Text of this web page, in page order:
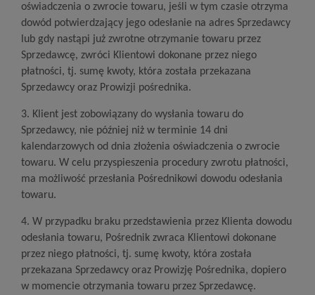
oświadczenia o zwrocie towaru, jeśli w tym czasie otrzyma
dowód potwierdzający jego odesłanie na adres Sprzedawcy
lub gdy nastąpi już zwrotne otrzymanie towaru przez
Sprzedawcę, zwróci Klientowi dokonane przez niego
płatności, tj. sumę kwoty, która została przekazana
Sprzedawcy oraz Prowizji pośrednika.
3. Klient jest zobowiązany do wysłania towaru do
Sprzedawcy, nie później niż w terminie 14 dni
kalendarzowych od dnia złożenia oświadczenia o zwrocie
towaru. W celu przyspieszenia procedury zwrotu płatności,
ma możliwość przesłania Pośrednikowi dowodu odesłania
towaru.
4. W przypadku braku przedstawienia przez Klienta dowodu
odesłania towaru, Pośrednik zwraca Klientowi dokonane
przez niego płatności, tj. sumę kwoty, która została
przekazana Sprzedawcy oraz Prowizję Pośrednika, dopiero
w momencie otrzymania towaru przez Sprzedawcę.